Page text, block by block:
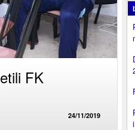
FK
24/11/2019